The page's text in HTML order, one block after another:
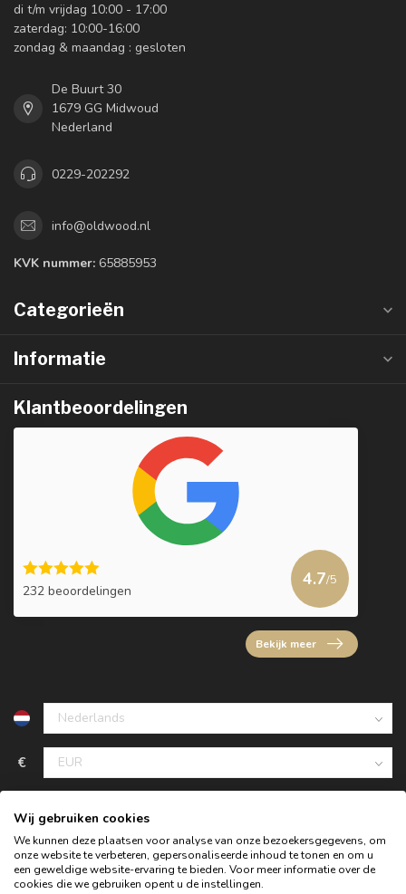
di t/m vrijdag 10:00 - 17:00
zaterdag: 10:00-16:00
zondag & maandag : gesloten
De Buurt 30
1679 GG Midwoud
Nederland
0229-202292
info@oldwood.nl
KVK nummer: 65885953
Categorieën
Informatie
Klantbeoordelingen
232 beoordelingen
4.7/5
Bekijk meer
€
Wij gebruiken cookies
We kunnen deze plaatsen voor analyse van onze bezoekersgegevens, om
onze website te verbeteren, gepersonaliseerde inhoud te tonen en om u
een geweldige website-ervaring te bieden. Voor meer informatie over de
cookies die we gebruiken opent u de instellingen.